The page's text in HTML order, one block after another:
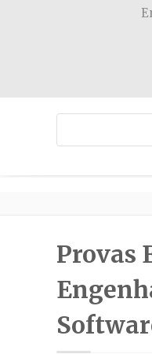
PESC
Dúvidas (FAQs)
Mestrado e
Contato
Provas